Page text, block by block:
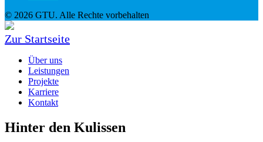
© 2026 GTU. Alle Rechte vorbehalten
Zur Startseite
Über uns
Leistungen
Projekte
Karriere
Kontakt
Hinter den Kulissen